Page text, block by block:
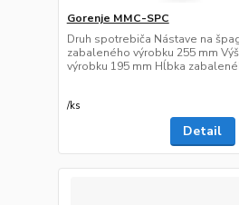
Gorenje MMC-SPC
Druh spotrebiča Nástave na
zabaleného výrobku 255 mm
výrobku 195 mm Hĺbka
/ks
Detail